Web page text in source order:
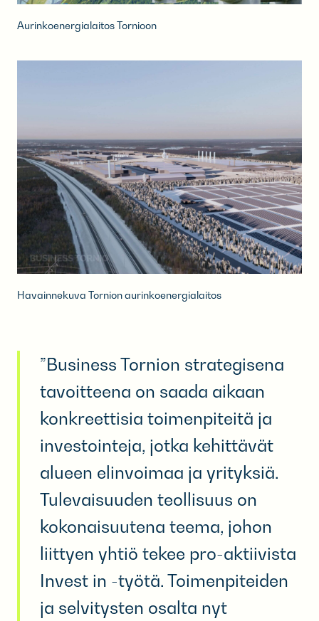
Aurinkoenergialaitos Tornioon
Havainnekuva Tornion aurinkoenergialaitos
”Business Tornion strategisena
tavoitteena on saada aikaan
konkreettisia toimenpiteitä ja
investointeja, jotka kehittävät
alueen elinvoimaa ja yrityksiä.
Tulevaisuuden teollisuus on
kokonaisuutena teema, johon
liittyen yhtiö tekee pro-aktiivista
Invest in -työtä. Toimenpiteiden
ja selvitysten osalta nyt